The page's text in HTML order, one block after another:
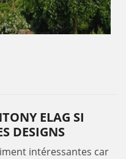
ELAG SI
DESIGNS
intéressantes car